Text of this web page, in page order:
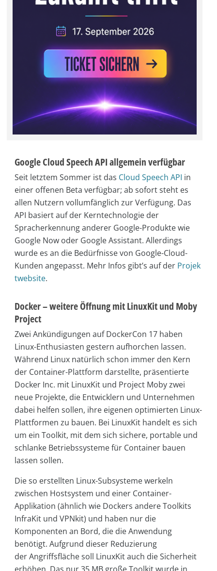
Google Cloud Speech API allgemein verfügbar
Seit letztem Sommer ist das Cloud Speech API in
einer offenen Beta verfügbar; ab sofort steht es
allen Nutzern vollumfänglich zur Verfügung. Das
API basiert auf der Kerntechnologie der
Spracherkennung anderer Google-Produkte wie
Google Now oder Google Assistant. Allerdings
wurde es an die Bedürfnisse von Google-Cloud-
Kunden angepasst. Mehr Infos gibt’s auf der Projek
twebsite.
Docker – weitere Öffnung mit LinuxKit und Moby
Project
Zwei Ankündigungen auf DockerCon 17 haben
Linux-Enthusiasten gestern aufhorchen lassen.
Während Linux natürlich schon immer den Kern
der Container-Plattform darstellte, präsentierte
Docker Inc. mit LinuxKit und Project Moby zwei
neue Projekte, die Entwicklern und Unternehmen
dabei helfen sollen, ihre eigenen optimierten Linux-
Plattformen zu bauen. Bei LinuxKit handelt es sich
um ein Toolkit, mit dem sich sichere, portable und
schlanke Betriebssysteme für Container bauen
lassen sollen.
Die so erstellten Linux-Subsysteme werkeln
zwischen Hostsystem und einer Container-
Applikation (ähnlich wie Dockers andere Toolkits
InfraKit und VPNkit) und haben nur die
Komponenten an Bord, die die Anwendung
benötigt. Aufgrund dieser Reduzierung
der Angriffsfläche soll LinuxKit auch die Sicherheit